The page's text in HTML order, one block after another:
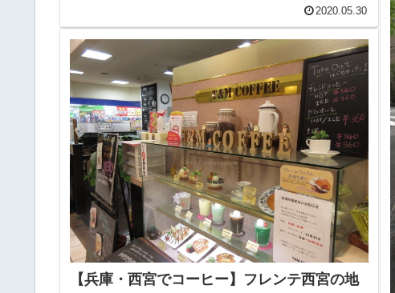
2020.05.30
【兵庫・西宮でコーヒー】フレンテ西宮の地